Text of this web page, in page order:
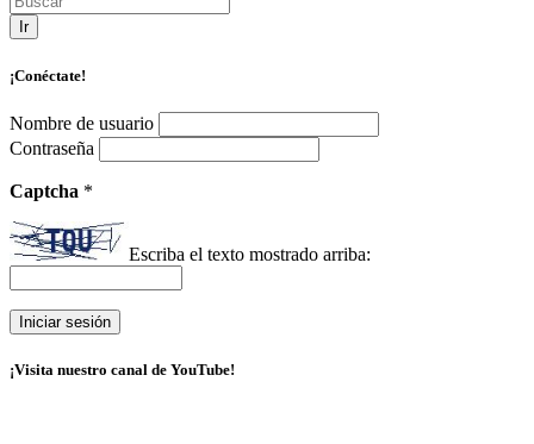
Ir
¡Conéctate!
Nombre de usuario
Contraseña
Captcha *
Escriba el texto mostrado arriba:
¡Visita nuestro canal de YouTube!